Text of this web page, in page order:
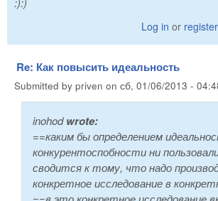
Log in or register
Re: Как повысить идеальность
Submitted by priven on сб, 01/06/2013 -
inohodwrote:
==каким бы определением
конкурентоспобности ни
сводится к тому, что надо
конкретное исследование в